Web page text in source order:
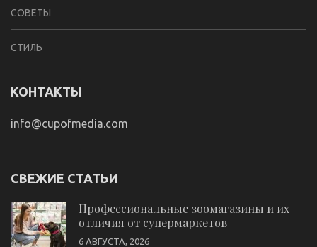
СОВЕТЫ
СТИЛЬ
КОНТАКТЫ
info@cupofmedia.com
СВЕЖИЕ СТАТЬИ
Профессиональные зоомагазины и их
отличия от супермаркетов
6 АВГУСТА, 2026